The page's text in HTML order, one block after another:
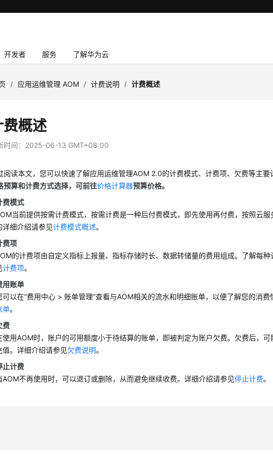
开发者 服务 了解华为云
/ 应用运维管理 AOM / 计费说明 / 计费概述
费概述
时间： 2025-06-13 GMT+08:00
阅读本文，您可以快速了解应用运维管理AOM 2.0的计费模式、计费项、欠费等主要
预算和计费方式选择，可前往价格计算器预算价格。
费模式
当前提供按需计费模式，按需计费是一种后付费模式，即先使用再付费，按照云
详细介绍请参见计费模式概述。
费项
的计费项由自定义指标上报量、指标存储时长、数据转储量的费用组成。了解每
计费项。
用账单
可以在“费用中心 > 账单管理”查看与AOM相关的流水和明细账单，以便了解您的消
单。
费
使用AOM时，账户的可用额度小于待结算的账单，即被判定为账户欠费。欠费后，
值。详细介绍请参见欠费说明。
止计费
AOM不再使用时，可以退订或删除，从而避免继续收费。详细介绍请参见停止计费。